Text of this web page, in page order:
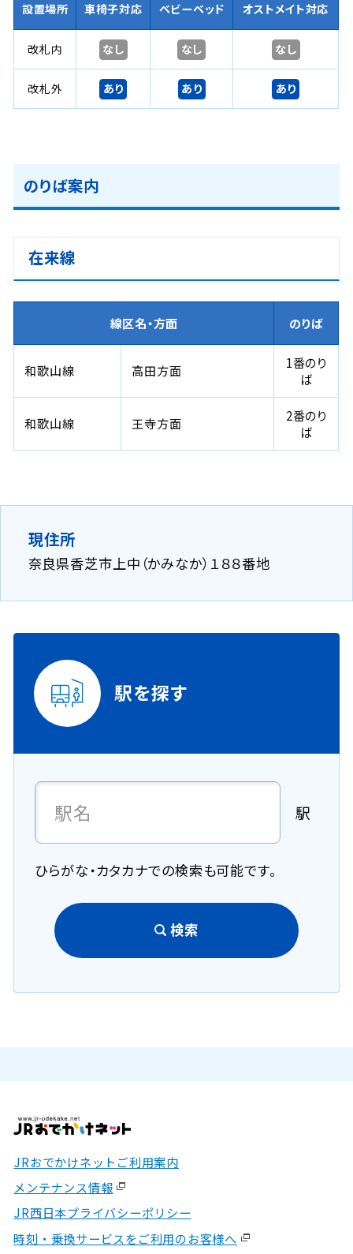
設置場所 車椅子対応 ベビーベッド オストメイト対応
改札内 なし なし なし
改札外 あり あり あり
のりば案内
在来線
線区名・方面 のりば
和歌山線 高田方面
1番のり
ば
和歌山線 王寺方面
2番のり
ば
現住所
奈良県香芝市上中（かみなか）１８８番地
駅を探す
駅
ひらがな・カタカナでの検索も可能です。
検索
JRおでかけネットご利用案内
メンテナンス情報
JR西日本プライバシーポリシー
時刻・乗換サービスをご利用のお客様へ